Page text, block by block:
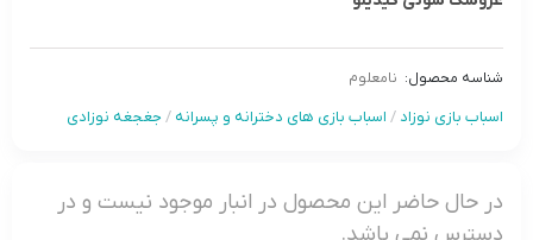
شناسه محصول: نامعلوم
اسباب بازی نوزاد / اسباب بازی های دخترانه و پسرانه / جغجغه نوزادی
در حال حاضر این محصول در انبار موجود نیست و در